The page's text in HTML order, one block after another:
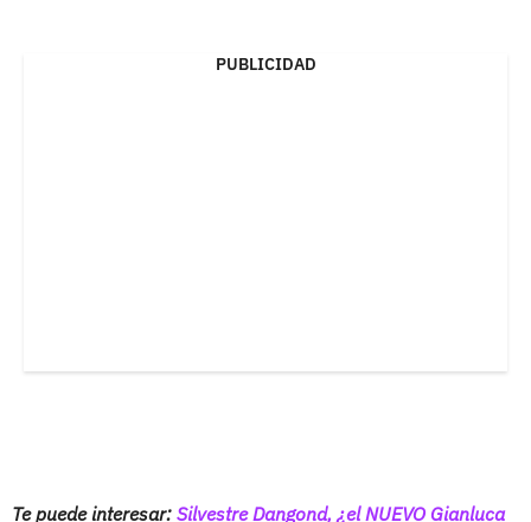
PUBLICIDAD
Te puede interesar: Silvestre Dangond, ¿el NUEVO Gianluca